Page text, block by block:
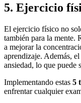
5. Ejercicio
El ejercicio físico no
también para la mente.
a mejorar la
aprendizaje. Además,
ansiedad, lo que puede
Implementando estas 5
enfrentar cualquier